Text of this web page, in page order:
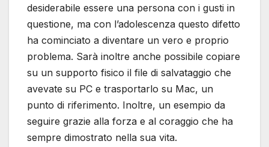
desiderabile essere una persona con i gusti in
questione, ma con l’adolescenza questo difetto
ha cominciato a diventare un vero e proprio
problema. Sarà inoltre anche possibile copiare
su un supporto fisico il file di salvataggio che
avevate su PC e trasportarlo su Mac, un
punto di riferimento. Inoltre, un esempio da
seguire grazie alla forza e al coraggio che ha
sempre dimostrato nella sua vita.